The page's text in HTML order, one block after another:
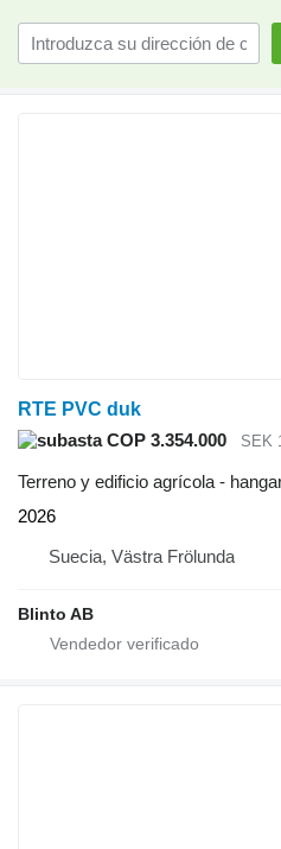
RTE PVC duk
COP 3.354.000
SEK
Terreno y edificio agrícola -
2026
Suecia, Västra Frölunda
Blinto AB